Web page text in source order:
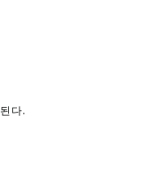
다.